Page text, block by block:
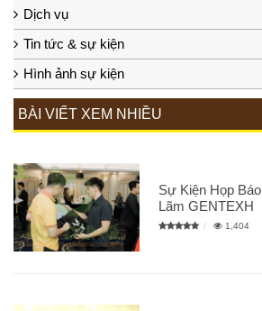
Dịch vụ
Tin tức & sự kiện
Hình ảnh sự kiện
BÀI VIẾT XEM NHIỀU
Sự Kiện Họp
Lãm GENTEXH
1,404